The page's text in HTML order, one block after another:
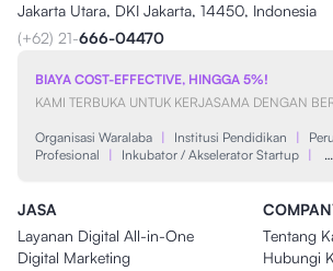
Jakarta Utara, DKI Jakarta, 14450, Indonesia
(+62) 21-666-04470
BIAYA COST-EFFECTIVE, HINGGA 5%!
KAMI TERBUKA UNTUK KERJASAMA DENGAN
Organisasi Waralaba | Institusi Pendidikan |
Profesional
| Inkubator / Akselerator Startup |
JASA
Layanan Digital All-in-One
Digital Marketing
Tentang
Hubungi